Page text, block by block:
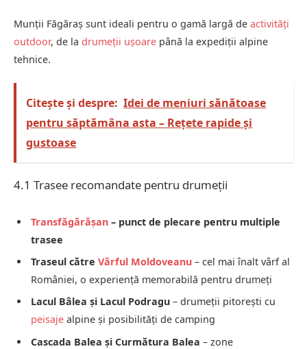
Munții Făgăraș sunt ideali pentru o gamă largă de activități
outdoor, de la drumeții ușoare până la expediții alpine
tehnice.
Citește și despre: Idei de meniuri sănătoase
pentru săptămâna asta – Rețete rapide și
gustoase
4.1 Trasee recomandate pentru drumeții
Transfăgărășan – punct de plecare pentru multiple
trasee
Traseul către Vârful Moldoveanu – cel mai înalt vârf al
României, o experiență memorabilă pentru drumeți
Lacul Bâlea și Lacul Podragu – drumeții pitorești cu
peisaje alpine și posibilități de camping
Cascada Balea și Curmătura Balea – zone